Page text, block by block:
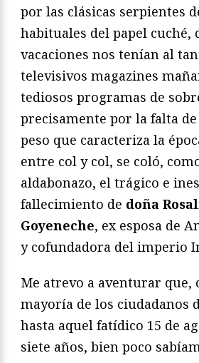
por las clásicas serpientes
habituales del papel cuché,
vacaciones nos tenían al
televisivos magazines
tediosos programas de
precisamente por la falta
peso que caracteriza la
entre col y col, se coló,
aldabonazo, el trágico e
fallecimiento de doña
Goyeneche, ex esposa de
y cofundadora del imperio
Me atrevo a aventurar que,
mayoría de los ciudadanos
hasta aquel fatídico 15 de
siete años, bien poco